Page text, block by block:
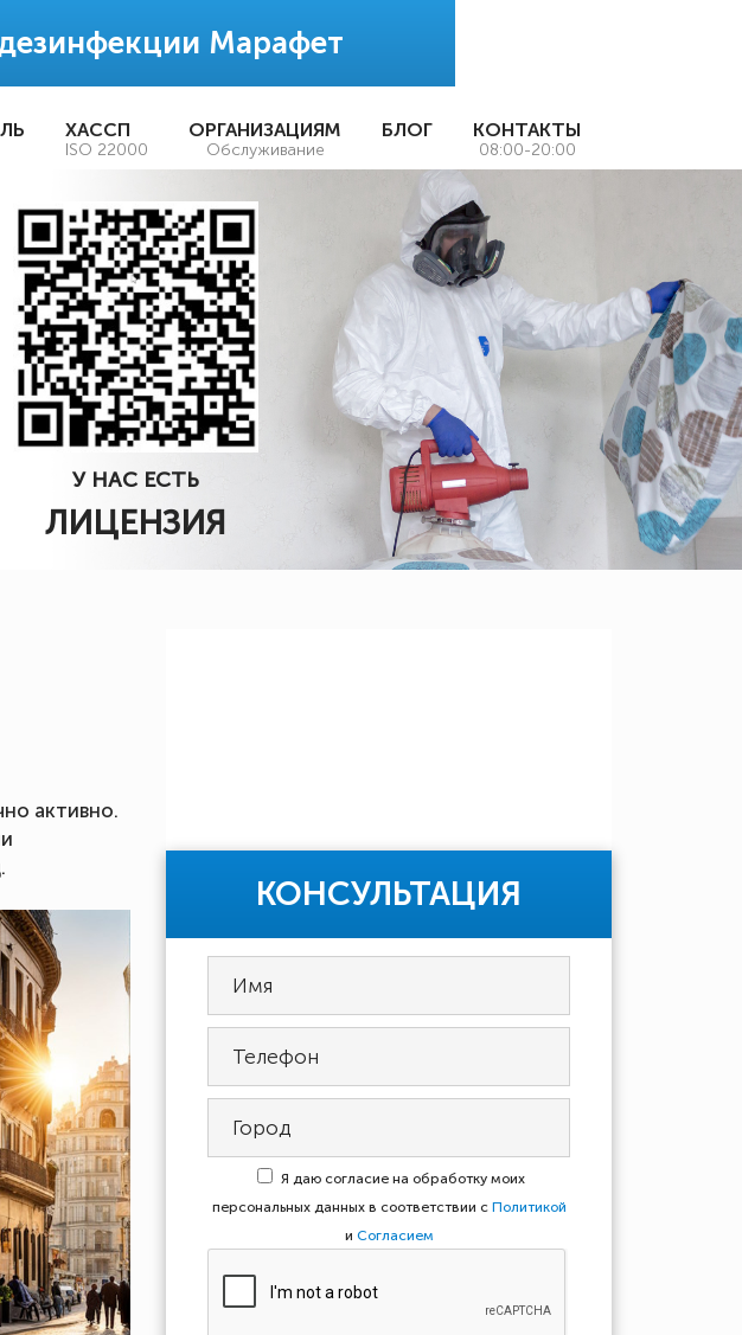
Марафет
ХАССП
ISO 22000
ОРГАНИЗАЦИЯМ
Обслуживание
БЛОГ КОНТАКТЫ
08:00-20:00
У НАС ЕСТЬ
ЛИЦЕНЗИЯ
активно.
КОНСУЛЬТАЦИЯ
Я даю согласие на обработку моих
персональных данных в соответствии с Политикой
и Согласием